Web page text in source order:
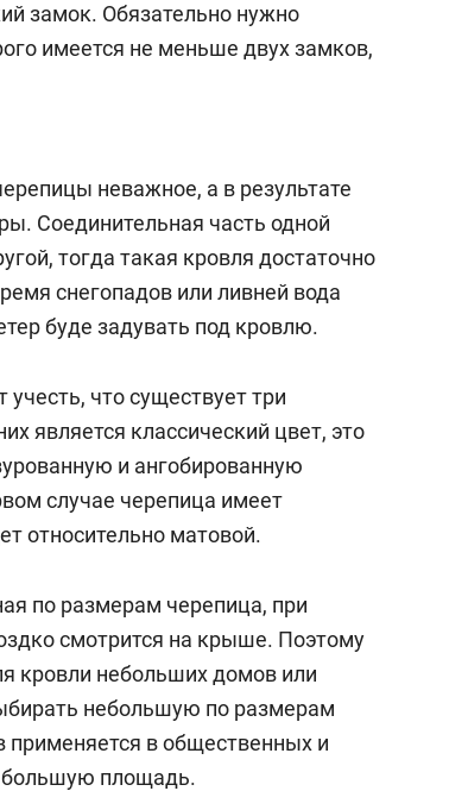
замок. Обязательно нужно
имеется не меньше двух замков,
неважное, а в результате
Соединительная часть одной
тогда такая кровля достаточно
снегопадов или ливней вода
буде задувать под кровлю.
что существует три
является классический цвет, это
и ангобированную
случае черепица имеет
относительно матовой.
по размерам черепица, при
смотрится на крыше. Поэтому
кровли небольших домов или
небольшую по размерам
в общественных и
площадь.
для меня это